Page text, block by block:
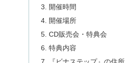
開催時間
開催場所
CD販売会・特典会
特典内容